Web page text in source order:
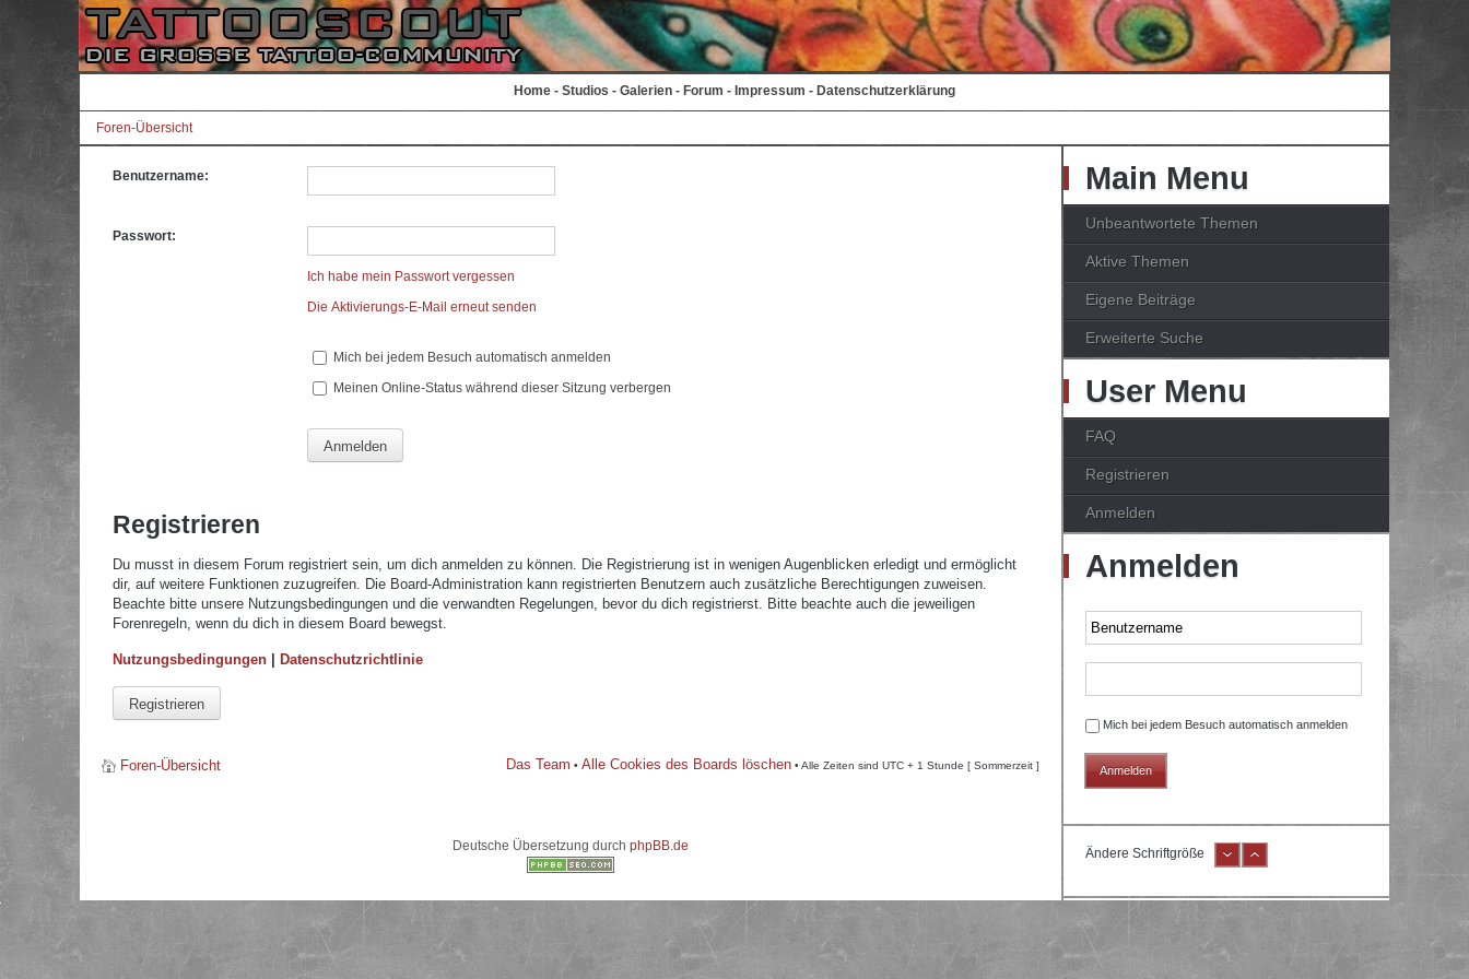
Home - Studios - Galerien - Forum - Impressum - Datenschutzerklärung
Foren-Übersicht
Benutzername:
Passwort:
Ich habe mein Passwort vergessen
Die Aktivierungs-E-Mail erneut senden
Mich bei jedem Besuch automatisch anmelden
Meinen Online-Status während dieser Sitzung verbergen
Registrieren
Du musst in diesem Forum registriert sein, um dich anmelden zu können. Die Registrierung ist in wenigen Augenblicken erledigt und ermöglicht
dir, auf weitere Funktionen zuzugreifen. Die Board-Administration kann registrierten Benutzern auch zusätzliche Berechtigungen zuweisen.
Beachte bitte unsere Nutzungsbedingungen und die verwandten Regelungen, bevor du dich registrierst. Bitte beachte auch die jeweiligen
Forenregeln, wenn du dich in diesem Board bewegst.
Nutzungsbedingungen | Datenschutzrichtlinie
Registrieren
Foren-Übersicht Das Team • Alle Cookies des Boards löschen • Alle Zeiten sind UTC + 1 Stunde [ Sommerzeit ]
Deutsche Übersetzung durch phpBB.de
Main Menu
Unbeantwortete Themen
Aktive Themen
Eigene Beiträge
Erweiterte Suche
User Menu
FAQ
Registrieren
Anmelden
Anmelden
Mich bei jedem Besuch automatisch anmelden
Ändere Schriftgröße